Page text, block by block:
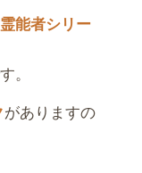
能者シリー
。
がありますの